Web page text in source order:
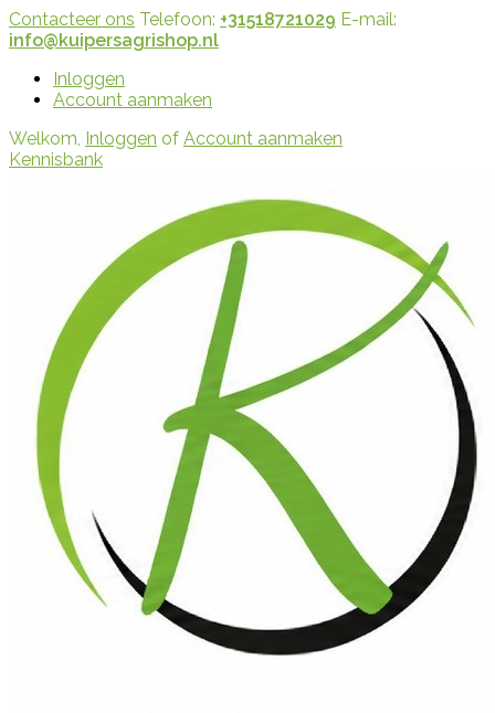
Contacteer ons Telefoon: +31518721029 E-mail:
info@kuipersagrishop.nl
Inloggen
Account aanmaken
Welkom, Inloggen of Account aanmaken
Kennisbank